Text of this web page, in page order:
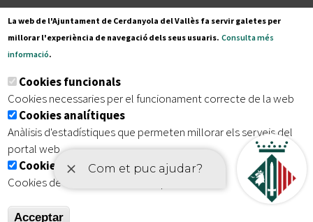
Segueix-nos a:
Subscriu-te al nostre butlletí
Inici | Avís legal | Protecció de dades
| Accessibilitat
La web de l'Ajuntament de Cerdanyola del Vallès fa servir galetes per
millorar l'experiència de navegació dels seus usuaris. Consulta més
informació.
Cookies funcionals
Cookies necessaries per el funcionament correcte de la web
Cookies analítiques
Anàlisis d'estadístiques que permeten millorar els serveis del
portal web
Cookies publicitàries
Cookies de tercers amb finalitat publicitària
Acceptar